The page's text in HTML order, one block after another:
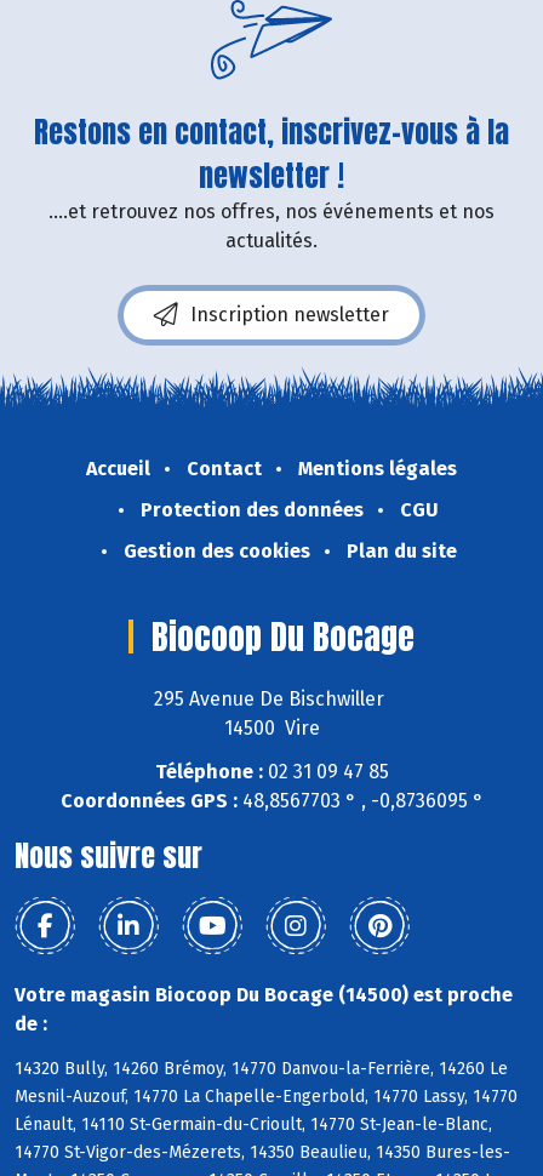
Restons en contact, inscrivez-vous à la
newsletter !
....et retrouvez nos offres, nos événements et nos
actualités.
Inscription newsletter
Accueil Contact
Mentions légales
Protection des données
CGU
Gestion des cookies
Plan du site
Biocoop Du Bocage
295 Avenue De Bischwiller
14500 Vire
Téléphone :02 31 09 47 85
Coordonnées GPS :48,8567703 ° , -0,8736095 °
Nous suivre sur
Votre magasin Biocoop Du Bocage (14500) est proche
de :
14320 Bully, 14260 Brémoy, 14770 Danvou-la-Ferrière, 14260 Le
Mesnil-Auzouf, 14770 La Chapelle-Engerbold, 14770 Lassy, 14770
Lénault, 14110 St-Germain-du-Crioult, 14770 St-Jean-le-Blanc,
14770 St-Vigor-des-Mézerets, 14350 Beaulieu, 14350 Bures-les-